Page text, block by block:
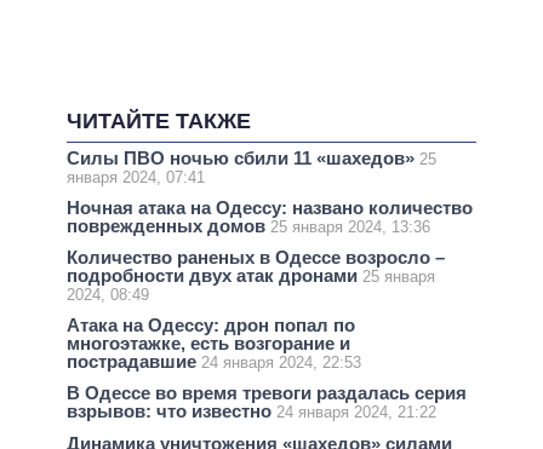
ЧИТАЙТЕ ТАКЖЕ
Силы ПВО ночью сбили 11 «шахедов» 25
января 2024, 07:41
Ночная атака на Одессу: названо количество
поврежденных домов 25 января 2024, 13:36
Количество раненых в Одессе возросло –
подробности двух атак дронами 25 января
2024, 08:49
Атака на Одессу: дрон попал по
многоэтажке, есть возгорание и
пострадавшие 24 января 2024, 22:53
В Одессе во время тревоги раздалась серия
взрывов: что известно 24 января 2024, 21:22
Динамика уничтожения «шахедов» силами